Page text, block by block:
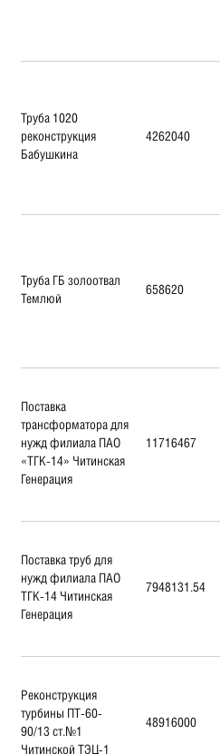
Труба 1020
реконструкция
Бабушкина
4262040
Труба ГБ золоотвал
Темлюй
658620
Поставка
трансформатора для
нужд филиала ПАО
«ТГК-14» Читинская
Генерация
11716467
Поставка труб для
нужд филиала ПАО
ТГК-14 Читинская
Генерация
7948131.54
Реконструкция
турбины ПТ-60-
90/13 ст.№1
Читинской ТЭЦ-1
48916000